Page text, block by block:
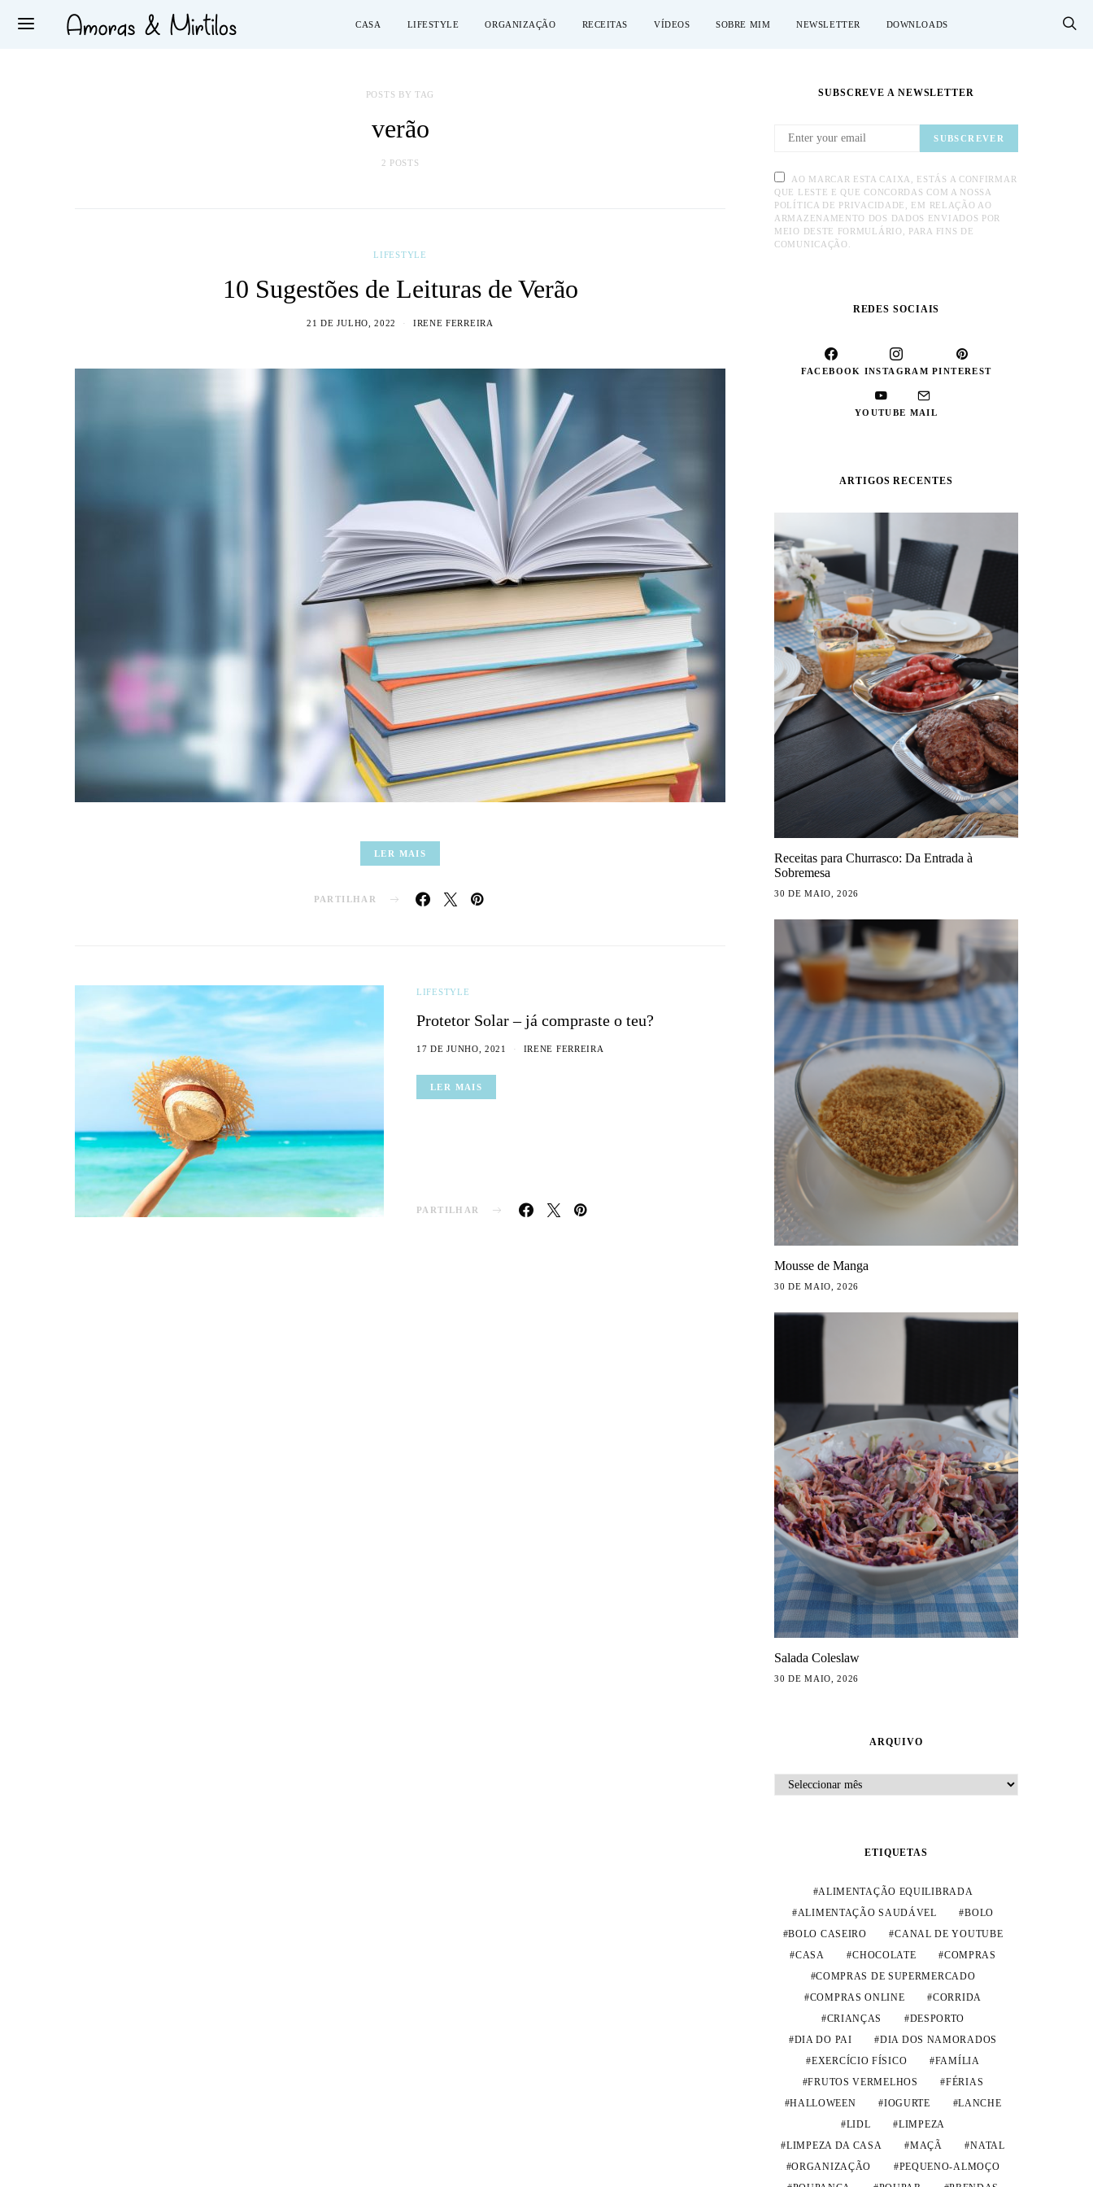
CASA LIFESTYLE ORGANIZAÇÃO RECEITAS VÍDEOS SOBRE MIM NEWSLETTER DOWNLOADS
POSTS BY TAG
verão
2 POSTS
LIFESTYLE
10 Sugestões de Leituras de Verão
21 DE JULHO, 2022 IRENE FERREIRA
LER MAIS
PARTILHAR
LIFESTYLE
Protetor Solar – já compraste o teu?
17 DE JUNHO, 2021 IRENE FERREIRA
LER MAIS
PARTILHAR
SUBSCREVE A NEWSLETTER
SUBSCREVER
AO MARCAR ESTA CAIXA, ESTÁS A CONFIRMAR
QUE LESTE E QUE CONCORDAS COM A NOSSA
POLÍTICA DE PRIVACIDADE, EM RELAÇÃO AO
ARMAZENAMENTO DOS DADOS ENVIADOS POR
MEIO DESTE FORMULÁRIO, PARA FINS DE
COMUNICAÇÃO.
REDES SOCIAIS
FACEBOOK INSTAGRAM PINTEREST
YOUTUBE MAIL
ARTIGOS RECENTES
Receitas para Churrasco: Da Entrada à
Sobremesa
30 DE MAIO, 2026
Mousse de Manga
30 DE MAIO, 2026
Salada Coleslaw
30 DE MAIO, 2026
ARQUIVO
ARQUIVO
ETIQUETAS
ALIMENTAÇÃO EQUILIBRADA
ALIMENTAÇÃO SAUDÁVEL
BOLO
BOLO CASEIRO
CANAL DE YOUTUBE
CASA
CHOCOLATE
COMPRAS
COMPRAS DE SUPERMERCADO
COMPRAS ONLINE
CORRIDA
CRIANÇAS
DESPORTO
DIA DO PAI
DIA DOS NAMORADOS
EXERCÍCIO FÍSICO
FAMÍLIA
FRUTOS VERMELHOS
FÉRIAS
HALLOWEEN
IOGURTE
LANCHE
LIDL
LIMPEZA
LIMPEZA DA CASA
MAÇÃ
NATAL
ORGANIZAÇÃO
PEQUENO-ALMOÇO